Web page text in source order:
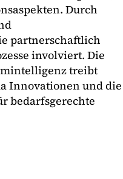
Durch
partnerschaftlich
involviert. Die
treibt
Innovationen und die
bedarfsgerechte